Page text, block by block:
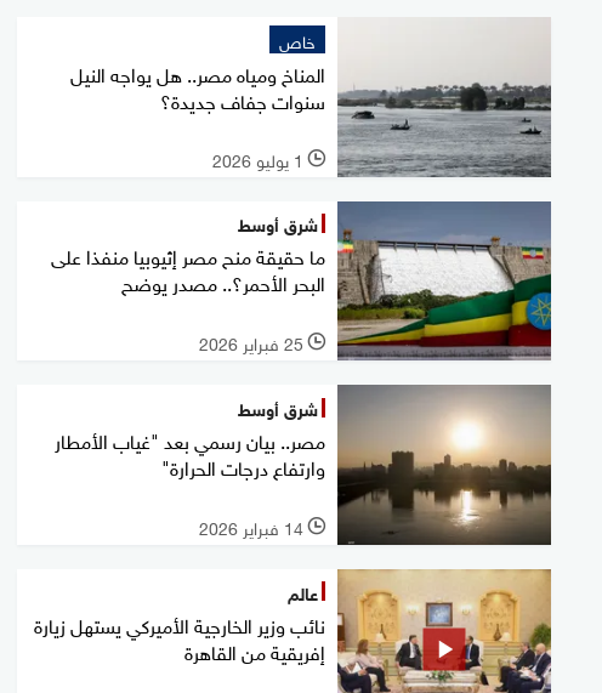
خاص
المناخ ومياه مصر.. هل يواجه النيل
سنوات جفاف جديدة؟
l 1 يوليو 2026
شرق أوسط
ما حقيقة منح مصر إثيوبيا منفذا على
البحر الأحمر؟.. مصدر يوضح
l 25 فبراير 2026
شرق أوسط
مصر.. بيان رسمي بعد "غياب الأمطار
وارتفاع درجات الحرارة"
l 14 فبراير 2026
عالم
نائب وزير الخارجية الأميركي يستهل زيارة
إفريقية من القاهرة